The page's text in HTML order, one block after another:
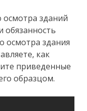
осмотра зданий
обязанность
осмотра здания
как
приведенные
образцом.